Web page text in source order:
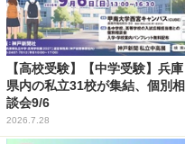
【高校受験】【中学受験】兵庫
県内の私立31校が集結、個別相
談会9/6
2026.7.28